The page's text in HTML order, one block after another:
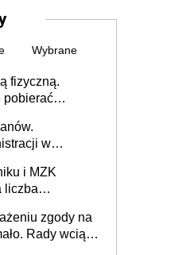
Wybrane
fizyczną.
pobierać
w
i MZK
liczba
zgody na
Rady wciąż